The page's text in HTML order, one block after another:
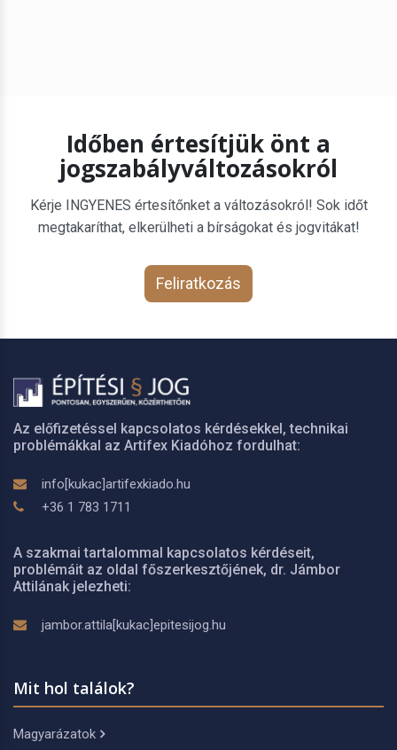
Időben értesítjük önt a
jogszabályváltozásokról
Kérje INGYENES értesítőnket a változásokról! Sok időt
megtakaríthat, elkerülheti a bírságokat és jogvitákat!
Feliratkozás
Az előfizetéssel kapcsolatos kérdésekkel, technikai
problémákkal az Artifex Kiadóhoz fordulhat:
info[kukac]artifexkiado.hu
+36 1 783 1711
A szakmai tartalommal kapcsolatos kérdéseit,
problémáit az oldal főszerkesztőjének, dr. Jámbor
Attilának jelezheti:
jambor.attila[kukac]epitesijog.hu
Mit hol találok?
Magyarázatok